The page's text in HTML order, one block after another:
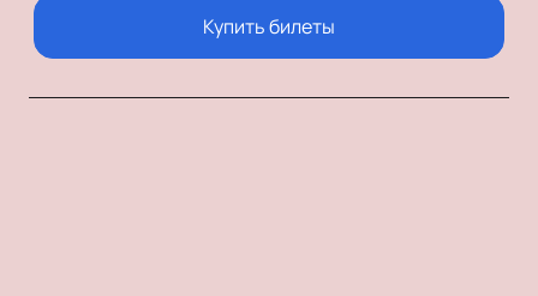
Купить билеты